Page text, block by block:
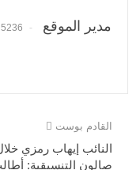
مدير الموقع 5236 المشاركات
القادم بوست
النائب إيهاب رمزي
صالون التنسيقية: